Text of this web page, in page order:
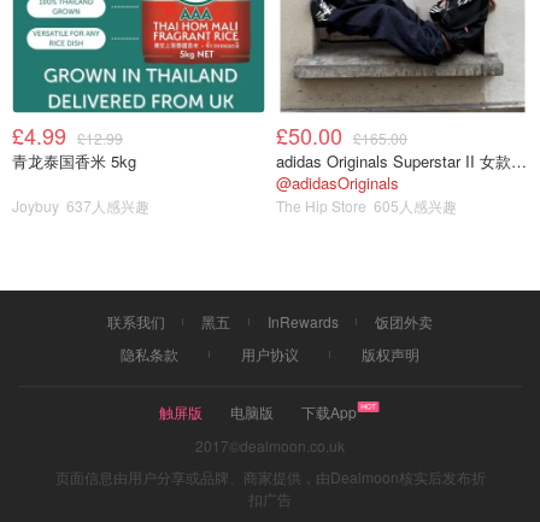
£4.99 £12.99
青龙泰国香米 5kg
Joybuy 637人感兴趣
£50.00 £165.00
adidas Originals Superstar II 女款串珠休闲鞋 黑色
@adidasOriginals
The Hip Store 605人感兴趣
联系我们 黑五 InRewards
饭团外卖
隐私条款
用户协议 版权声明
触屏版 电脑版
下载App
2017©dealmoon.co.uk
页面信息由用户分享或品牌、商家提供，由Dealmoon核实后发布折
扣广告